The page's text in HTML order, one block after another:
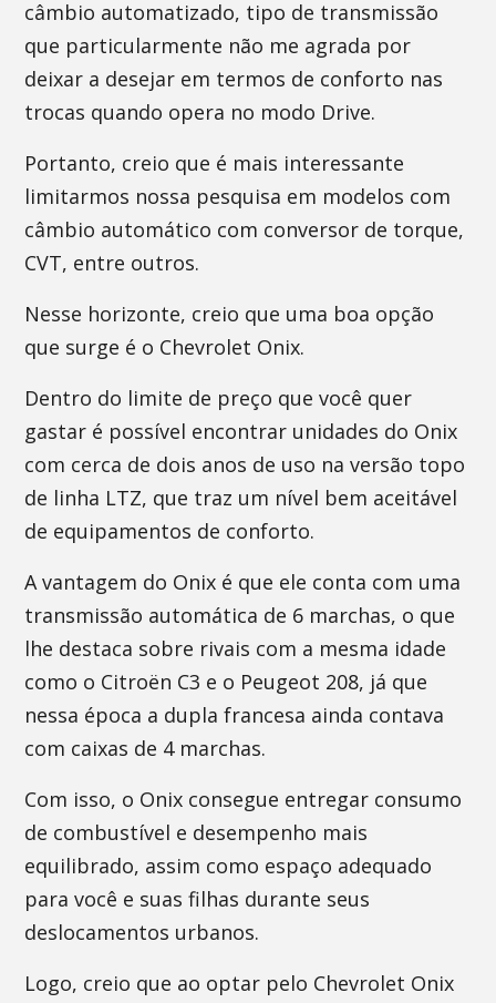
câmbio automatizado, tipo de transmissão
que particularmente não me agrada por
deixar a desejar em termos de conforto nas
trocas quando opera no modo Drive.
Portanto, creio que é mais interessante
limitarmos nossa pesquisa em modelos com
câmbio automático com conversor de torque,
CVT, entre outros.
Nesse horizonte, creio que uma boa opção
que surge é o Chevrolet Onix.
Dentro do limite de preço que você quer
gastar é possível encontrar unidades do Onix
com cerca de dois anos de uso na versão topo
de linha LTZ, que traz um nível bem aceitável
de equipamentos de conforto.
A vantagem do Onix é que ele conta com uma
transmissão automática de 6 marchas, o que
lhe destaca sobre rivais com a mesma idade
como o Citroën C3 e o Peugeot 208, já que
nessa época a dupla francesa ainda contava
com caixas de 4 marchas.
Com isso, o Onix consegue entregar consumo
de combustível e desempenho mais
equilibrado, assim como espaço adequado
para você e suas filhas durante seus
deslocamentos urbanos.
Logo, creio que ao optar pelo Chevrolet Onix